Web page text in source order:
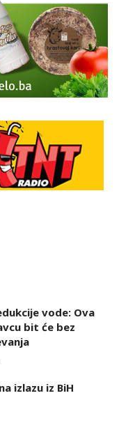
vode: Ova
bit će bez
izlazu iz BiH